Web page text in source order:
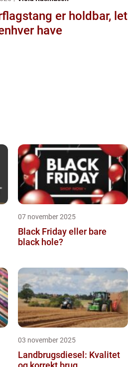
er holdbar, let
have
07 november 2025
Black Friday eller bare
black hole?
03 november 2025
Landbrugsdiesel: Kvalitet